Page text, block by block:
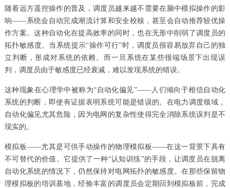
随着远方遥控操作的普及，调度员越来越不需要在脑中模拟操作的影
响——系统会自动完成潮流计算和安全校核，甚至会自动推荐较优操
作方案。这种自动化在提高效率的同时，也在无形中削弱了调度员的
拓扑敏感度。当系统提示“操作可行”时，调度员很容易放弃自己的独
立判断，形成对系统的依赖。而一旦系统在某些很端场景下出现误
判，调度员由于敏感度已经衰减，难以发现系统的错误。
这种现象在心理学中被称为“自动化偏见”——人们倾向于相信自动化
系统的判断，即使有证据表明系统可能是错误的。在电力调度领域，
自动化偏见尤其危险，因为电网的复杂性使得完全消除系统误判是不
现实的。
模拟板——尤其是可供手动操作的物理模拟板——在这一背景下具有
不可替代的价值。它提供了一种“认知训练”的手段，让调度员在脱离
自动化系统的情况下，仍然保持对电网拓扑的敏感度。在那些保留物
理模拟板的培训基地，经验丰富的调度员会定期回到模拟板前，完成